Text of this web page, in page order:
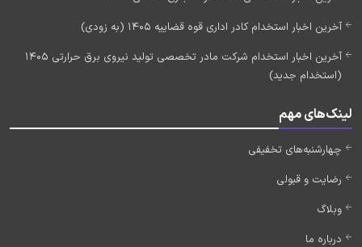
آخرین اخبار استخدام کادر اداری قوه قضاییه 1405 (به زودی)
آخرین اخبار استخدام شرکت مادر تخصصی تولید نیروی برق حرارتی 1405
(استخدام جدید)
لینک‌های مهم
چهارشنبه‌های تخفیفی
رضایت و قبولی
وبلاگ
درباره ما